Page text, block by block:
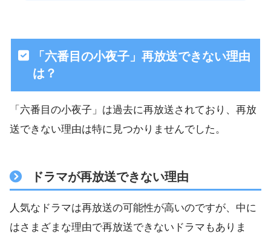
「六番目の小夜子」再放送できない理由
は？
「六番目の小夜子」は過去に再放送されており、再放
送できない理由は特に見つかりませんでした。
ドラマが再放送できない理由
人気なドラマは再放送の可能性が高いのですが、中に
はさまざまな理由で再放送できないドラマもありま